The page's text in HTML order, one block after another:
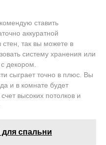
ставить
аккуратной
стен, так вы можете в
систему хранения или
декором.
сыграет точно в плюс. Вы
и в комнате будет
высоких потолков и
для спальни